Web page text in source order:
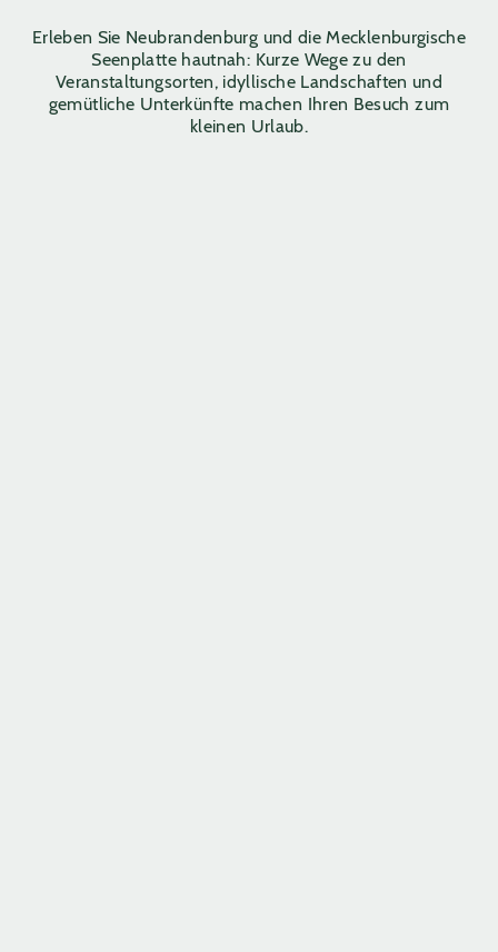
Erleben Sie Neubrandenburg und die Mecklenburgische
Seenplatte hautnah: Kurze Wege zu den
Veranstaltungsorten, idyllische Landschaften und
gemütliche Unterkünfte machen Ihren Besuch zum
kleinen Urlaub.